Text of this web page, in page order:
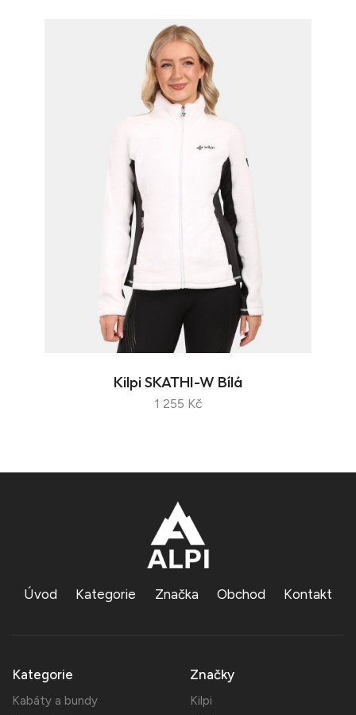
Kilpi SKATHI-W Bílá
1 255 Kč
Úvod Kategorie Značka Obchod Kontakt
Kategorie
Kabáty a bundy
Značky
Kilpi